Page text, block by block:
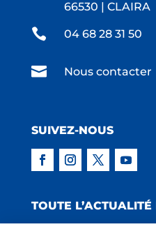
66530 | CLAIRA
 04 68 28 31 50
 Nous contacter
SUIVEZ-NOUS
TOUTE